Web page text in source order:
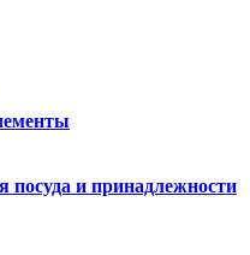
посуда и принадлежности